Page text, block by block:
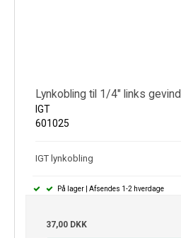
Lynkobling til 1/4" links gevind
IGT
601025
IGT lynkobling
På lager | Afsendes 1-2 hverdage
37,00 DKK